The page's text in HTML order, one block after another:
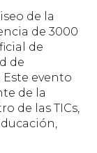
de la
de 3000
de
de
evento
de la
de las TICs,